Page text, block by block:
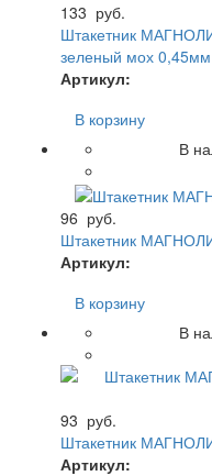
133 руб.
Штакетник
зеленый мох 0,45мм
Артикул:
В корзину
В
96 руб.
Штакетник
Артикул:
В корзину
В
93 руб.
Штакетник
Артикул: